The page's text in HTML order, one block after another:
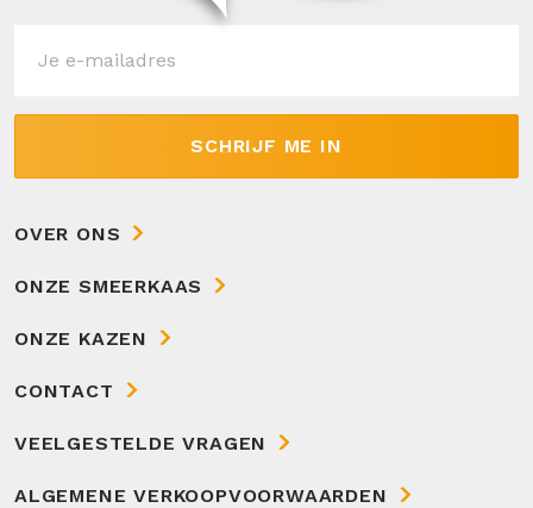
OVER ONS
ONZE SMEERKAAS
ONZE KAZEN
CONTACT
VEELGESTELDE VRAGEN
ALGEMENE VERKOOPVOORWAARDEN
SCHRIJF ME IN